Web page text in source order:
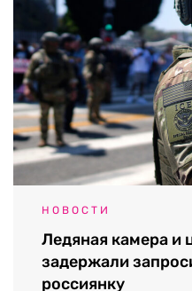
НОВОСТИ
Ледяная камера и
задержали
россиянку